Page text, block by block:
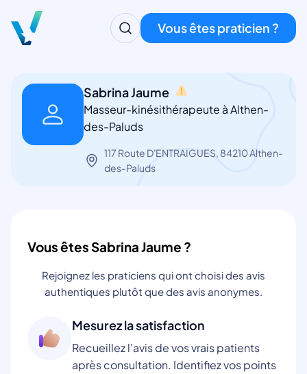
Vous êtes praticien ?
Sabrina Jaume
Masseur-kinésithérapeute à Althen-
des-Paluds
117 Route D'ENTRAIGUES, 84210 Althen-
des-Paluds
Vous êtes Sabrina Jaume ?
Rejoignez les praticiens qui ont choisi des avis
authentiques plutôt que des avis anonymes.
Mesurez la satisfaction
Recueillez l'avis de vos vrais patients
après consultation. Identifiez vos points